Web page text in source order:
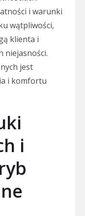
i warunki
wątpliwości,
klienta i
niejasności.
jest
i komfortu
i